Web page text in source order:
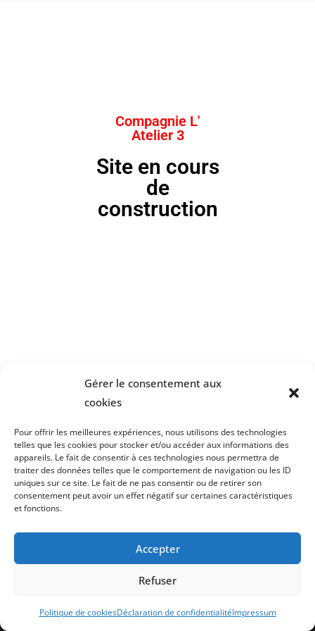
Gérer le consentement aux
cookies
Pour offrir les meilleures expériences, nous utilisons des technologies
telles que les cookies pour stocker et/ou accéder aux informations des
appareils. Le fait de consentir à ces technologies nous permettra de
traiter des données telles que le comportement de navigation ou les ID
uniques sur ce site. Le fait de ne pas consentir ou de retirer son
consentement peut avoir un effet négatif sur certaines caractéristiques
et fonctions.
Accepter
Refuser
Politique de cookiesDéclaration de confidentialitéImpressum
Compagnie L'
Atelier 3
Site en cours
de
construction
Conditions générales de la Compagnie
Mentions légales et Confidentialité
Tous droits réservés | Compagnie Atelier 3 | 2026 | Site réalisé par
Aline Boyer